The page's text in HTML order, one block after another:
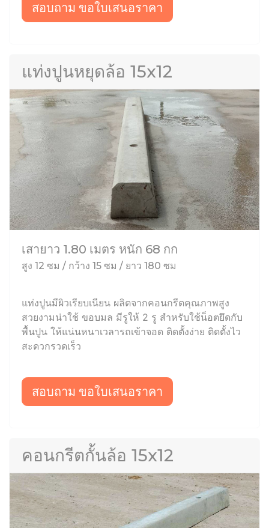
สอบถาม ขอใบเสนอราคา
แท่งปูนหยุดล้อ 15x12
เสายาว 1.80 เมตร หนัก 68 กก
สูง 12 ซม / กว้าง 15 ซม / ยาว 180 ซม
แท่งปูนมีผิวเรียบเนียน ผลิตจากคอนกรีตคุณภาพสูง
สวยงามน่าใช้ ขอบมล มีรูให้ 2 รู สำหรับใช้น็อตยึดกับ
พื้นปูน ให้แน่นหนาเวลารถเข้าจอด ติดตั้งง่าย ติดตั้งไว
สะดวกรวดเร็ว
สอบถาม ขอใบเสนอราคา
คอนกรีตกั้นล้อ 15x12